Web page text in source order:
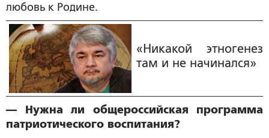
любовь к Родине.
«Никакой этногенез
там и не начинался»
— Нужна ли общероссийская программа
патриотического воспитания?